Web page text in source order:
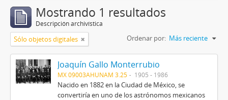
Mostrando 1 resultados
Descripción archivística
Sólo objetos digitales Ordenar por: Más reciente
Joaquín Gallo Monterrubio
MX 09003AHUNAM 3.25 1905 - 1986
Nacido en 1882 en la Ciudad de México, se
convertiría en uno de los astrónomos mexicanos